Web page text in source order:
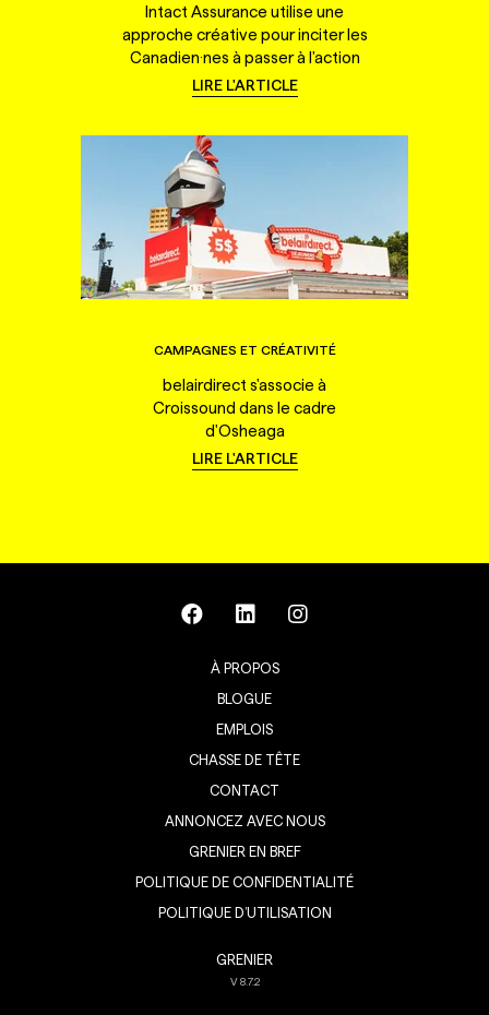
Intact Assurance utilise une
approche créative pour inciter les
Canadien·nes à passer à l'action
LIRE L'ARTICLE
CAMPAGNES ET CRÉATIVITÉ
belairdirect s'associe à
Croissound dans le cadre
d'Osheaga
LIRE L'ARTICLE
À PROPOS
BLOGUE
EMPLOIS
CHASSE DE TÊTE
CONTACT
ANNONCEZ AVEC NOUS
GRENIER EN BREF
POLITIQUE DE CONFIDENTIALITÉ
POLITIQUE D’UTILISATION
GRENIER
V8.7.2